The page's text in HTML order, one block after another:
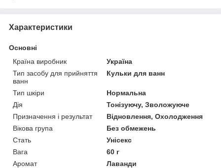
Характеристики
Основні
Країна виробник
Україна
Тип засобу для прийняття
ванн
Кульки для ванн
Тип шкіри
Нормальна
Дія
Тонізуючу, Зволожуюче
Призначення і результат
Відновлення, Охолодження
Вікова група
Без обмежень
Стать
Унісекс
Вага
60 г
Аромат
Лаванди